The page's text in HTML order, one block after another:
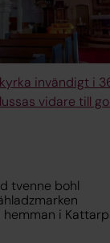
invändigt i
vidare till
tvenne bohl
i